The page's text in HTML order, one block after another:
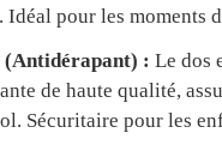
Idéal pour les moments
: Le dos
de haute qualité,
Sécuritaire pour les